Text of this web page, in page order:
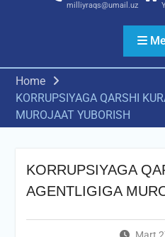
milliyraqs@umail.uz
Home
KORRUPSIYAGA QARSHI
MUROJAAT YUBORISH
KORRUPSIYAGA
AGENTLIGIGA